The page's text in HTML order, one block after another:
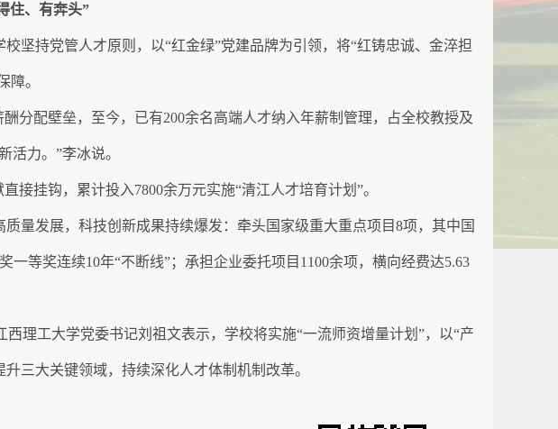
住、有奔头”
坚持党管人才原则，以“红金绿”党建品牌为引领，将“红铸忠诚、金淬担
障。
分配壁垒，至今，已有200余名高端人才纳入年薪制管理，占全校教授及
活力。”李冰说。
接挂钩，累计投入7800余万元实施“清江人才培育计划”。
量发展，科技创新成果持续爆发：牵头国家级重大重点项目8项，其中国
等奖连续10年“不断线”；承担企业委托项目1100余项，横向经费达5.63
理工大学党委书记刘祖文表示，学校将实施“一流师资增量计划”，以“产
三大关键领域，持续深化人才体制机制改革。